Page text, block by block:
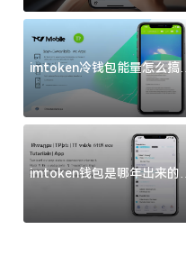
imtoken冷钱包能量怎么搞？
过来人告诉你门道
imtoken钱包是哪年出来的？
一文给你说清楚